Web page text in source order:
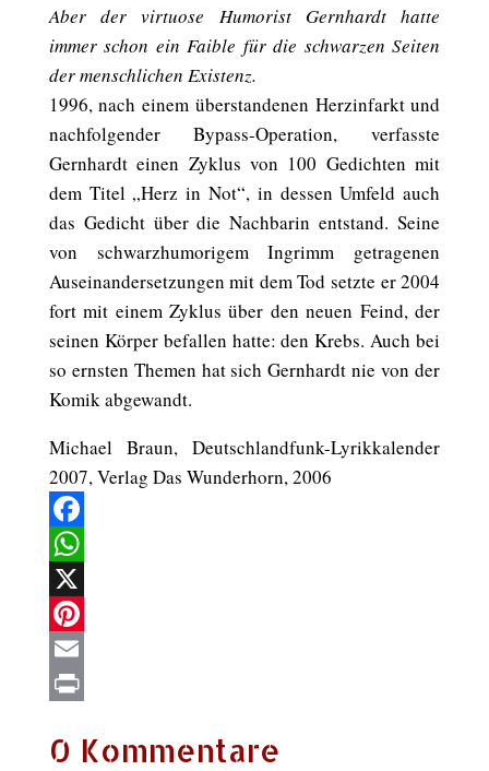
Aber der virtuose Humorist Gernhardt hatte
immer schon ein Faible für die schwarzen Seiten
der menschlichen Existenz.
1996, nach einem überstandenen Herzinfarkt und
nachfolgender Bypass-Operation, verfasste
Gernhardt einen Zyklus von 100 Gedichten mit
dem Titel „Herz in Not“, in dessen Umfeld auch
das Gedicht über die Nachbarin entstand. Seine
von schwarzhumorigem Ingrimm getragenen
Auseinandersetzungen mit dem Tod setzte er 2004
fort mit einem Zyklus über den neuen Feind, der
seinen Körper befallen hatte: den Krebs. Auch bei
so ernsten Themen hat sich Gernhardt nie von der
Komik abgewandt.
Michael Braun, Deutschlandfunk-Lyrikkalender
2007, Verlag Das Wunderhorn, 2006
Facebook
WhatsApp
X
Pinterest
Email
0 Kommentare